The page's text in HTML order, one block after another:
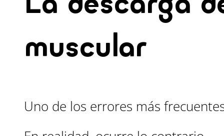
muscular
Uno de los errores más